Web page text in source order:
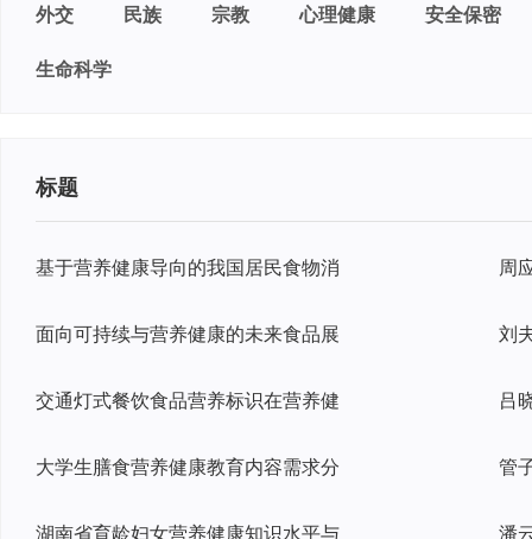
外交 民族 宗教 心理健康 安全保密
生命科学
标题
基于营养健康导向的我国居民食物消
面向可持续与营养健康的未来食品展
交通灯式餐饮食品营养标识在营养健
大学生膳食营养健康教育内容需求分
湖南省育龄妇女营养健康知识水平与